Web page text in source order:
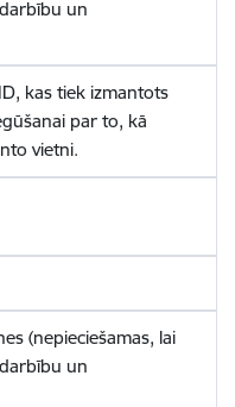
un
kas tiek izmantots
par to, kā
vietni.
(nepieciešamas, lai
un